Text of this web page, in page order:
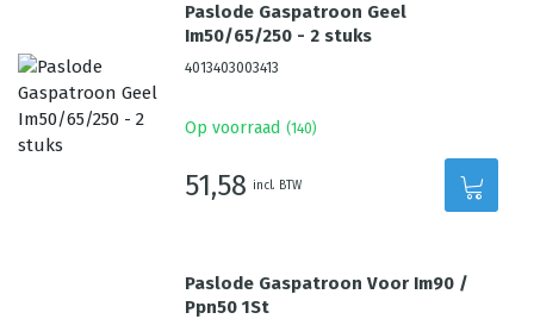
Paslode Gaspatroon Geel
Im50/65/250 - 2 stuks
4013403003413
Op voorraad (140)
51,58 incl. BTW
Paslode Gaspatroon Voor Im90 /
Ppn50 1St